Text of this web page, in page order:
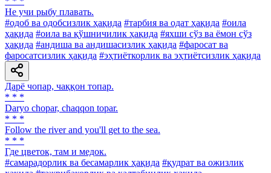
He учи рыбу плавать.
#одоб ва одобсизлик ҳақида #тарбия ва одат ҳақида #оила
ҳақида #оила ва қўшничилик ҳақида #яхши сўз ва ёмон сўз
ҳақида #андиша ва андишасизлик ҳақида #фаросат ва
фаросатсизлик ҳақида #эҳтиёткорлик ва эҳтиётсизлик ҳақида
Дарё чопар, чаққон топар.
* * *
Daryo chopar, chaqqon topar.
* * *
Follow the river and you'll get to the sea.
* * *
Где цветок, там и медок.
#самарадорлик ва бесамарлик ҳақида #қудрат ва ожизлик